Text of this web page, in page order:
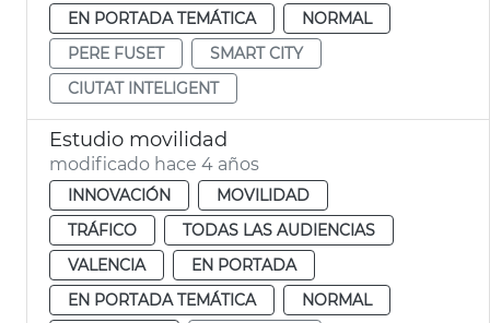
EN PORTADA TEMÁTICA
NORMAL
PERE FUSET
SMART CITY
CIUTAT INTELIGENT
Estudio movilidad
modificado hace 4 años
INNOVACIÓN
MOVILIDAD
TRÁFICO
TODAS LAS AUDIENCIAS
VALENCIA
EN PORTADA
EN PORTADA TEMÁTICA
NORMAL